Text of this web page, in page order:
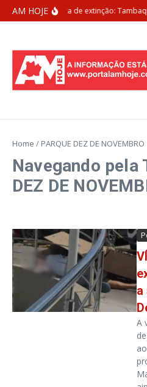
Ir para o conteúdo
AM HOJEAmeaça de extinção:
Home / PARQUE DEZ DE NOVEMBRO
Navegando pela
DEZ DE
a
A